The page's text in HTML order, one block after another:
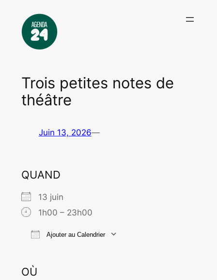
contenu
Trois petites notes de
théâtre
Juin 13, 2026—
QUAND
13 juin
1h00 – 23h00
Ajouter au Calendrier
OÙ